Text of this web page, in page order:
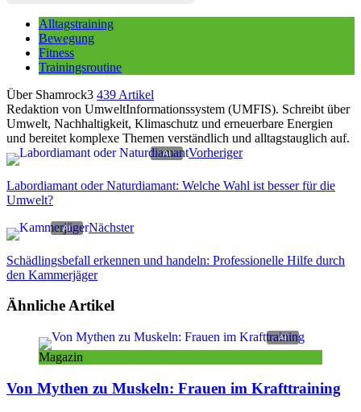
Alltagstraining
Bewegung
Fitness
Trainingsroutine
Über Shamrock3 439 Artikel
Redaktion von UmweltInformationssystem (UMFIS). Schreibt über
Umwelt, Nachhaltigkeit, Klimaschutz und erneuerbare Energien
und bereitet komplexe Themen verständlich und alltagstauglich auf.
Vorheriger
Labordiamant oder Naturdiamant: Welche Wahl ist besser für die
Umwelt?
Nächster
Schädlingsbefall erkennen und handeln: Professionelle Hilfe durch
den Kammerjäger
Ähnliche Artikel
Magazin
Von Mythen zu Muskeln: Frauen im Krafttraining